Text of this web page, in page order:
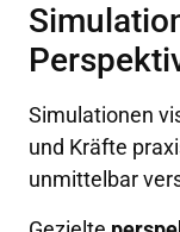
Simulationen
und Kräfte
unmittelbar